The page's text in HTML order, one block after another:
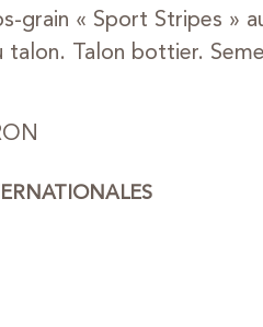
grain « Sport Stripes »
talon. Talon bottier.